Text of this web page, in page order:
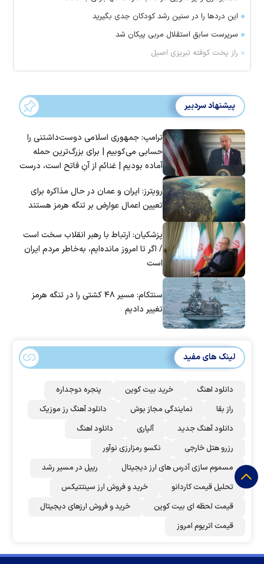
این درد‌ها را در سنین رشد کودکان جدی بگیرید
سرپرست سابق استقلال مربی پیکان شد
راز پخت کوفته تبریزی اصیل
پیشنهاد سردبیر
ترامپ: جمهوری اسلامی دوست‌داشتنی را
حسابی می‌کوبیم | برای بزرگ‌ترین حمله
آماده بودیم | غنائم از آنِ فاتح است، درست
رویترز: ایران و عمان در حال مذاکره برای
تعیین اعمال عوارض بر تنگه هرمز هستند
پزشکیان: ارتباط با رهبر انقلاب سخت است
/ اگر تا امروز مانده‌ایم، به‌خاطر مردم ایران
است
سنتکام: مسیر ۴۸ کشتی را در تنگه هرمز
تغییر دادیم
لینک های مفید
دانلود اهنگ خرید بیت کوین
پنجره دوجداره
راز بقا
نمایندگی مجاز بوش
دانلود آهنگ رز‌ موزیک
دانلود آهنگ جدید
آلپاری
دانلود اهنگ
رزرو هتل خارجی
نکسو رمزارزی نوآور
مسموم سازی آدرس های ارز دیجیتال
ریپل در مسیر رشد
تحلیل قیمت کاردانو
خرید و فروش ارز سینتتیکس
قیمت لحظه ای بیت کوین
خرید و فروش ارزهای دیجیتال
قیمت اتریوم امروز